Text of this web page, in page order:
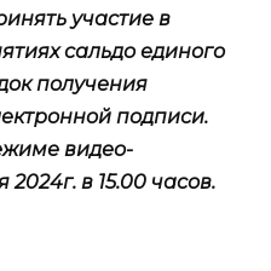
участие в
сальдо единого
получения
подписи.
видео-
в 15.00 часов.